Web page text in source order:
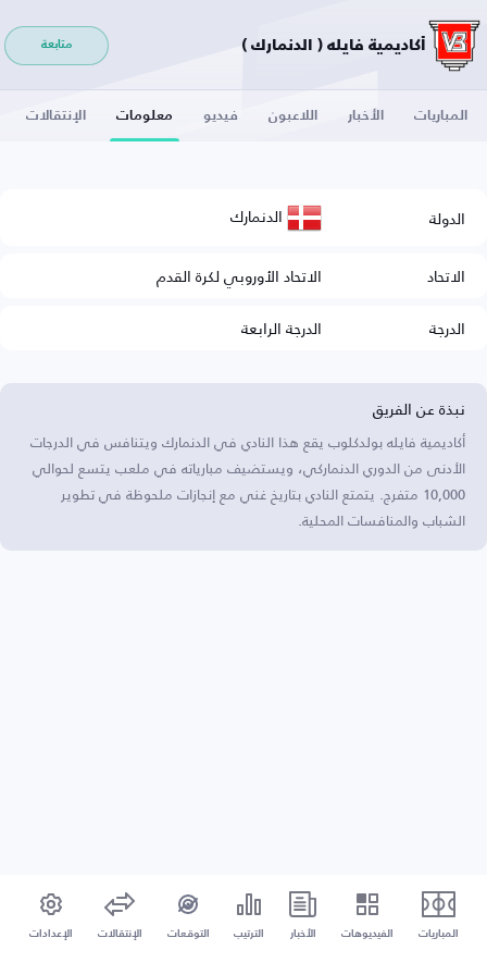
أكاديمية فايله ( الدنمارك ) متابعة
المباريات الأخبار اللاعبون فيديو معلومات الإنتقالات
الدولة الدنمارك
الاتحاد
الاتحاد الأوروبي لكرة القدم
الدرجة
الدرجة الرابعة
نبذة عن الفريق
أكاديمية فايله بولدكلوب يقع هذا النادي في الدنمارك ويتنافس في الدرجات
الأدنى من الدوري الدنماركي، ويستضيف مبارياته في ملعب يتسع لحوالي
10,000 متفرج. يتمتع النادي بتاريخ غني مع إنجازات ملحوظة في تطوير
الشباب والمنافسات المحلية.
المباريات الفيديوهات الأخبار الترتيب التوقعات الإنتقالات الإعدادات